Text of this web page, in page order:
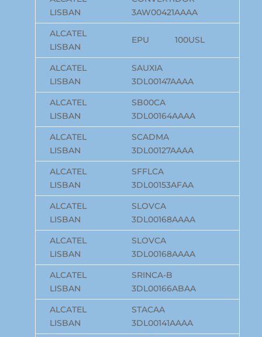
LISBAN
3AW00421AAAA
ALCATEL
LISBAN
EPU 100USL
ALCATEL
LISBAN
SAUXIA
3DL00147AAAA
ALCATEL
LISBAN
SB00CA
3DL00164AAAA
ALCATEL
LISBAN
SCADMA
3DL00127AAAA
ALCATEL
LISBAN
SFFLCA
3DL00153AFAA
ALCATEL
LISBAN
SLOVCA
3DL00168AAAA
ALCATEL
LISBAN
SLOVCA
3DL00168AAAA
ALCATEL
LISBAN
SRINCA-B
3DL00166ABAA
ALCATEL
LISBAN
STACAA
3DL00141AAAA